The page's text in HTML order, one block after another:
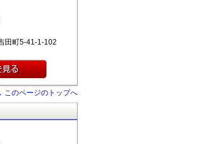
田町5-41-1-102
このページのトップへ